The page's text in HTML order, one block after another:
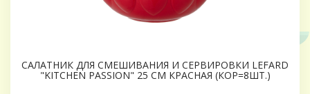
САЛАТНИК ДЛЯ СМЕШИВАНИЯ И СЕРВИРОВКИ LEFARD
"KITCHEN PASSION" 25 СМ КРАСНАЯ (КОР=8ШТ.)